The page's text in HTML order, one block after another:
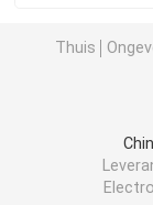
De rechte
De Sensor
De
Thuis